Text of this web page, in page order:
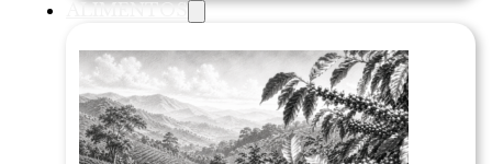
ALIMENTOS